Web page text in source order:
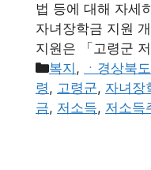
법 등에 대해 자
자녀장학금 지원
지원은 「고령군
카
테
고
복지 , ㆍ경상북
령, 고령군, 자녀장
금, 저소득, 저소득